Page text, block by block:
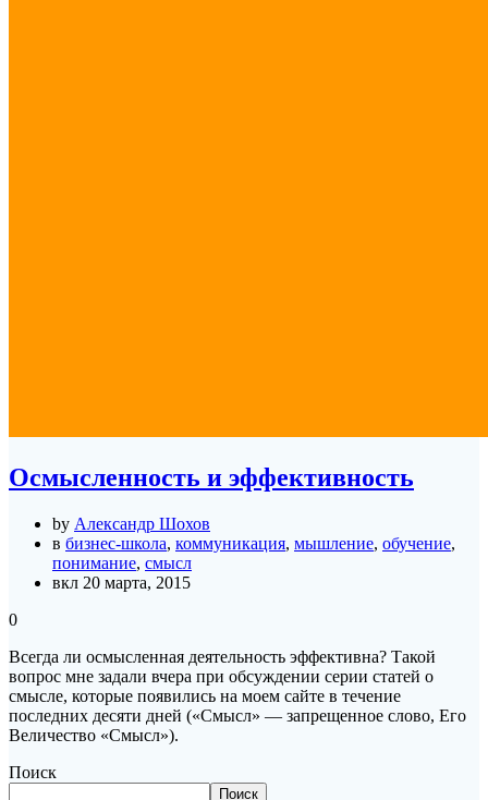
Осмысленность и эффективность
by Александр Шохов
в бизнес-школа, коммуникация, мышление, обучение,
понимание, смысл
вкл 20 марта, 2015
0
Всегда ли осмысленная деятельность эффективна? Такой
вопрос мне задали вчера при обсуждении серии статей о
смысле, которые появились на моем сайте в течение
последних десяти дней («Смысл» — запрещенное слово, Его
Величество «Смысл»).
Поиск
Поиск